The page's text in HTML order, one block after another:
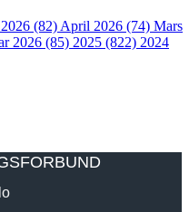
(82) April 2026 (74) Mars
2026 (85) 2025 (822) 2024